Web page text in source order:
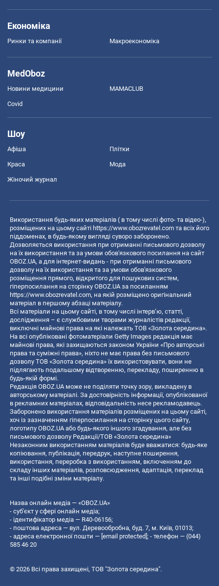
Економіка
Ринки та компанії Макроекономіка
MedOboz
Новини медицини MAMACLUB
Covid
Шоу
Афіша Плітки
Краса Мода
Жіночий журнал
Використання будь-яких матеріалів ( в тому числі фото- та відео-),
розміщених на цьому сайті https://www.obozrevatel.com та всіх його
піддоменах, в будь-якому вигляді суворо заборонено.
Дозволяється використання при отриманні письмового дозволу
на їх використання та за умови обов'язкового посилання на сайт
OBOZ.UA, а для інтернет-видань - при отриманні письмового
дозволу на їх використання та за умови обов'язкового
розміщення прямого, відкритого для пошукових систем,
гіперпосилання на сторінку OBOZ.UA за посиланням
https://www.obozrevatel.com, на якій розміщено оригінальний
матеріал в першому абзаці матеріалу.
Всі матеріали на цьому сайті, в тому числі інтерв’ю, статті,
дослідження – є службовими творами журналістів редакції,
виключні майнові права на які належать ТОВ «Золота середина».
На всі опубліковані фотоматеріали Getty Images редакція має
майнові права, які захищаються законом України «Про авторські
права та суміжні права», ніхто не має права без письмового
дозволу ТОВ «Золота середина» їх використовувати, вони не
підлягають подальшому відтворенню, перекладу, поширенню в
будь-якій формі.
Редакція OBOZ.UA може не поділяти точку зору, викладену в
авторському матеріалі. За достовірність інформації, опублікованої
в рекламних матеріалах, відповідальність несе рекламодавець.
Заборонено використання матеріалів розміщених на цьому сайті,
хоч із зазначенням гіперпосилання на сторінку цього сайту,
логотипу OBOZ.UA або будь-якого іншого згадування, але без
письмового дозволу Редакції/ТОВ «Золота середина»
Незаконним використанням матеріалів буде вважатися: будь-яке
копiювання, публiкацiя, передрук, наступне поширення,
використання, переробка з використанням, включенням до
складу інших матеріалів, розповсюдження, адаптація, переклад
та інші подібні зміни матеріалу.
Назва онлайн медіа — «OBOZ.UA»
- суб'єкт у сфері онлайн медіа;
- ідентифікатор медіа — R40-06156;
- поштова адреса — вул. Деревообробна, буд. 7, м. Київ, 01013;
- адреса електронної пошти — [email protected]; - телефон — (044)
585 46 20
© 2026 Всі права захищені, ТОВ "Золота середина".